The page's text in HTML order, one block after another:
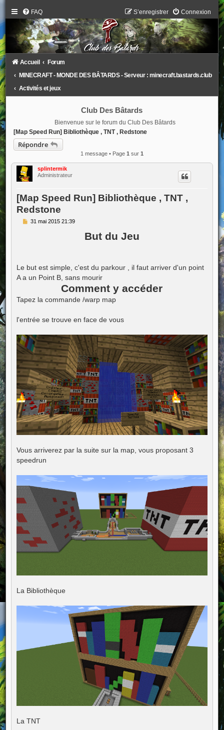
FAQ Connexion
S’enregistrer
Accueil
Forum
MINECRAFT - MONDE DES BÂTARDS - Serveur : minecraft.bastards.club
Activités et jeux
Club Des Bâtards
Bienvenue sur le forum du Club Des Bâtards
[Map Speed Run] Bibliothèque , TNT , Redstone
Répondre
1 message • Page 1 sur 1
splintermik
Administrateur
[Map Speed Run] Bibliothèque , TNT ,
Redstone
M
31 mai 2015 21:39
But du Jeu
Le but est simple, c'est du parkour , il faut arriver d'un point
A a un Point B, sans mourir
Comment y accéder
Tapez la commande /warp map
l'entrée se trouve en face de vous
Vous arriverez par la suite sur la map, vous proposant 3
speedrun
La Bibliothèque
La TNT